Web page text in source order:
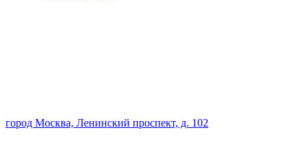
город Москва, Ленинский проспект, д. 102